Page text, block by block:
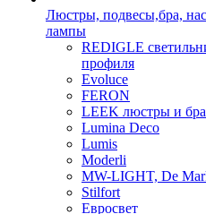
Люстры, подвесы,бра,
лампы
REDIGLE
профиля
Evoluce
FERON
LEEK люстры и бра
Lumina Deco
Lumis
Moderli
MW-LIGHT, De
Stilfort
Евросвет